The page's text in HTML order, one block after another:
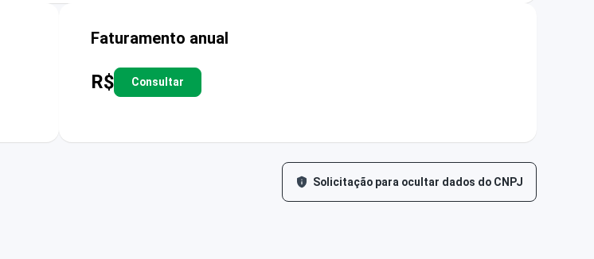
Faturamento anual
R$ Consultar
Solicitação para ocultar dados do CNPJ